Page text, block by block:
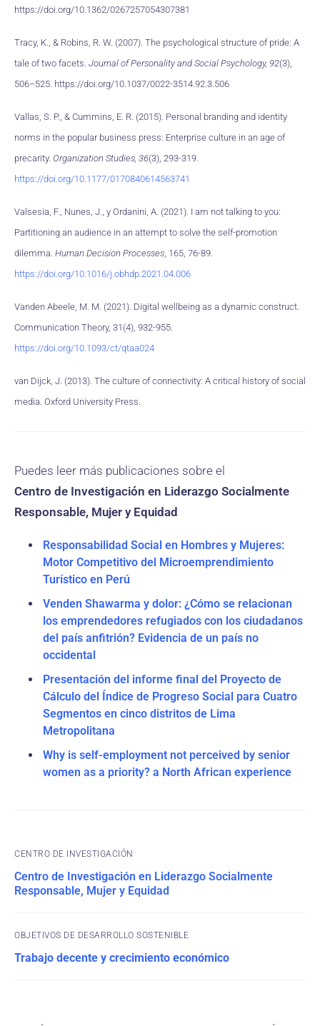
https://doi.org/10.1362/0267257054307381
Tracy, K., & Robins, R. W. (2007). The psychological structure of pride: A
tale of two facets. Journal of Personality and Social Psychology, 92(3),
506–525. https://doi.org/10.1037/0022-3514.92.3.506
Vallas, S. P., & Cummins, E. R. (2015). Personal branding and identity
norms in the popular business press: Enterprise culture in an age of
precarity. Organization Studies, 36(3), 293-319.
https://doi.org/10.1177/0170840614563741
Valsesia, F., Nunes, J., y Ordanini, A. (2021). I am not talking to you:
Partitioning an audience in an attempt to solve the self-promotion
dilemma. Human Decision Processes, 165, 76-89.
https://doi.org/10.1016/j.obhdp.2021.04.006
Vanden Abeele, M. M. (2021). Digital wellbeing as a dynamic construct.
Communication Theory, 31(4), 932-955.
https://doi.org/10.1093/ct/qtaa024
van Dijck, J. (2013). The culture of connectivity: A critical history of social
media. Oxford University Press.
Puedes leer más publicaciones sobre el
Centro de Investigación en Liderazgo Socialmente
Responsable, Mujer y Equidad
Responsabilidad Social en Hombres y Mujeres:
Motor Competitivo del Microemprendimiento
Turístico en Perú
Venden Shawarma y dolor: ¿Cómo se relacionan
los emprendedores refugiados con los ciudadanos
del país anfitrión? Evidencia de un país no
occidental
Presentación del informe final del Proyecto de
Cálculo del Índice de Progreso Social para Cuatro
Segmentos en cinco distritos de Lima
Metropolitana
Why is self-employment not perceived by senior
women as a priority? a North African experience
CENTRO DE INVESTIGACIÓN
Centro de Investigación en Liderazgo Socialmente
Responsable, Mujer y Equidad
OBJETIVOS DE DESARROLLO SOSTENIBLE
Trabajo decente y crecimiento económico